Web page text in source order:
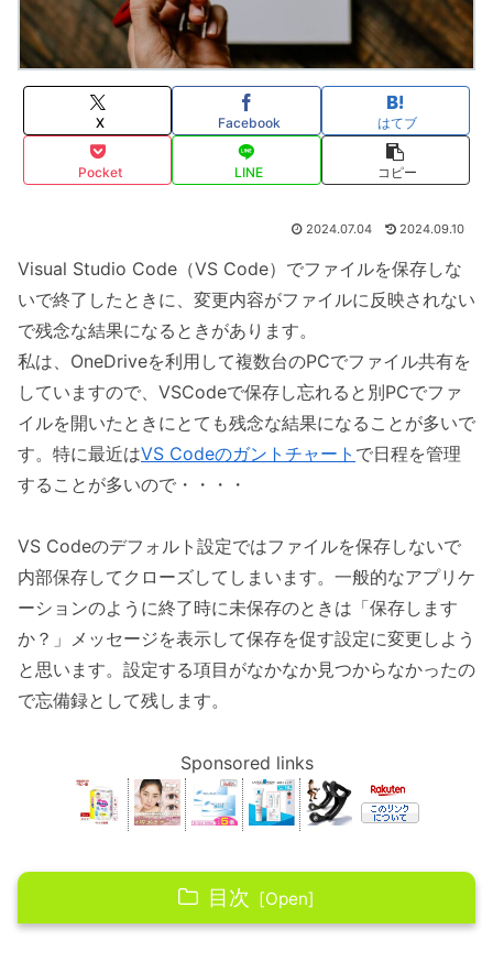
X Facebook はてブ
Pocket LINE コピー
2024.07.04 2024.09.10
Visual Studio Code（VS Code）でファイルを保存しな
いで終了したときに、変更内容がファイルに反映されない
で残念な結果になるときがあります。
私は、OneDriveを利用して複数台のPCでファイル共有を
していますので、VSCodeで保存し忘れると別PCでファ
イルを開いたときにとても残念な結果になることが多いで
す。特に最近はVS Codeのガントチャート で日程を管理
することが多いので・・・・
VS Codeのデフォルト設定ではファイルを保存しないで
内部保存してクローズしてしまいます。一般的なアプリケ
ーションのように終了時に未保存のときは「保存します
か？」メッセージを表示して保存を促す設定に変更しよう
と思います。設定する項目がなかなか見つからなかったの
で忘備録として残します。
Sponsored links
目次